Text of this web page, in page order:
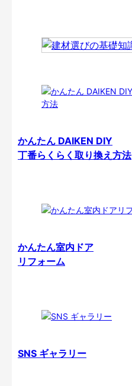
かんたん DAIKEN DIY
丁番らくらく取り換え方法
かんたん室内ドア
リフォーム
SNS ギャラリー